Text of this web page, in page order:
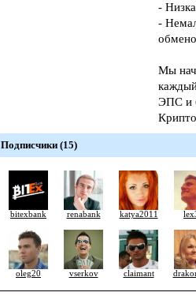
-
-
Мы
ЭПС и
Подписчики (15)
bitexbank renabank katya2011
oleg20 vserkov claimant